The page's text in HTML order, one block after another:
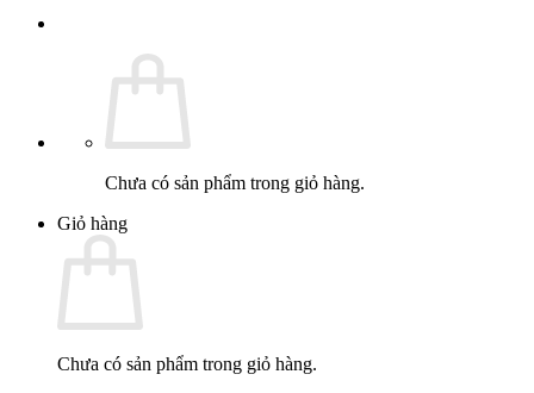
Chưa có sản phẩm trong giỏ hàng.
Giỏ hàng
Chưa có sản phẩm trong giỏ hàng.